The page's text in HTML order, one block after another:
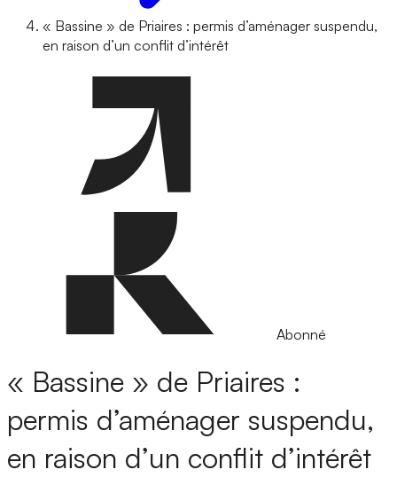
« Bassine » de Priaires : permis d’aménager suspendu,
en raison d’un conflit d’intérêt
Abonné
« Bassine » de Priaires :
permis d’aménager suspendu,
en raison d’un conflit d’intérêt